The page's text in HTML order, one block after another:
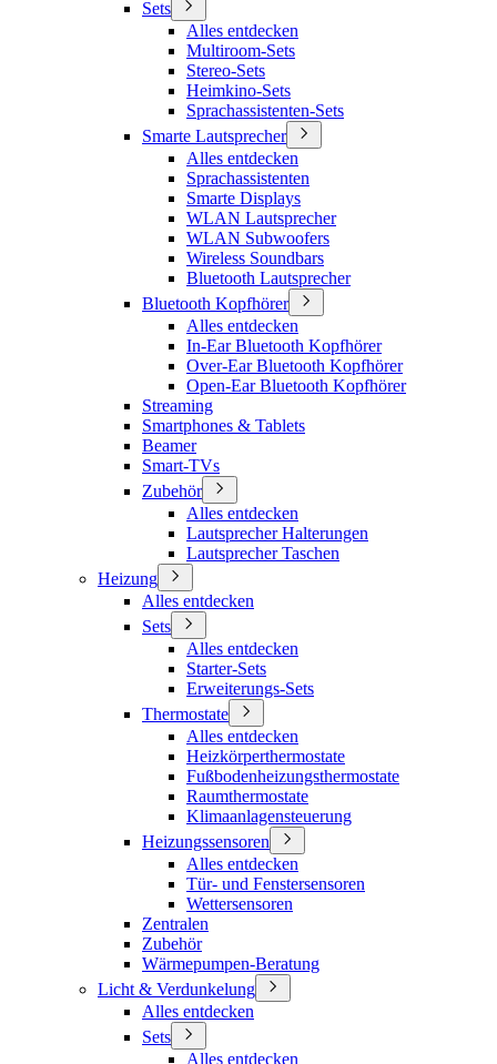
Sets
Alles entdecken
Multiroom-Sets
Stereo-Sets
Heimkino-Sets
Sprachassistenten-Sets
Smarte Lautsprecher
Alles entdecken
Sprachassistenten
Smarte Displays
WLAN Lautsprecher
WLAN Subwoofers
Wireless Soundbars
Bluetooth Lautsprecher
Bluetooth Kopfhörer
Alles entdecken
In-Ear Bluetooth Kopfhörer
Over-Ear Bluetooth Kopfhörer
Open-Ear Bluetooth Kopfhörer
Streaming
Smartphones & Tablets
Beamer
Smart-TVs
Zubehör
Alles entdecken
Lautsprecher Halterungen
Lautsprecher Taschen
Heizung
Alles entdecken
Sets
Alles entdecken
Starter-Sets
Erweiterungs-Sets
Thermostate
Alles entdecken
Heizkörperthermostate
Fußbodenheizungsthermostate
Raumthermostate
Klimaanlagensteuerung
Heizungssensoren
Alles entdecken
Tür- und Fenstersensoren
Wettersensoren
Zentralen
Zubehör
Wärmepumpen-Beratung
Licht & Verdunkelung
Alles entdecken
Sets
Alles entdecken